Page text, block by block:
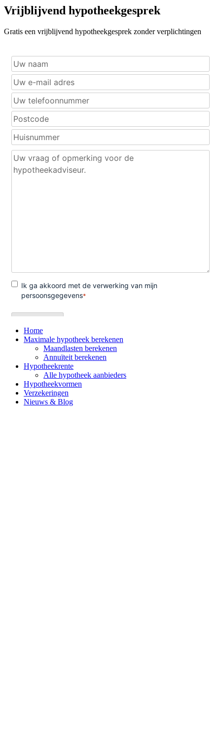
Vrijblijvend hypotheekgesprek
Gratis een vrijblijvend hypotheekgesprek zonder verplichtingen
Home
Maximale hypotheek berekenen
Maandlasten berekenen
Annuïteit berekenen
Hypotheekrente
Alle hypotheek aanbieders
Hypotheekvormen
Verzekeringen
Nieuws & Blog